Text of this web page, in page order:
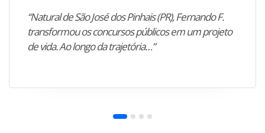
“Natural de São José dos Pinhais (PR), Fernando F.
transformou os concursos públicos em um projeto
de vida. Ao longo da trajetória…”